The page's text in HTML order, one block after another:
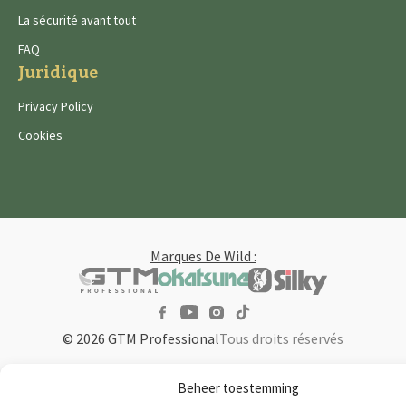
Beheer toestemming
La sécurité avant tout
FAQ
Juridique
Privacy Policy
Cookies
Marques De Wild :
© 2026 GTM ProfessionalTous droits réservés